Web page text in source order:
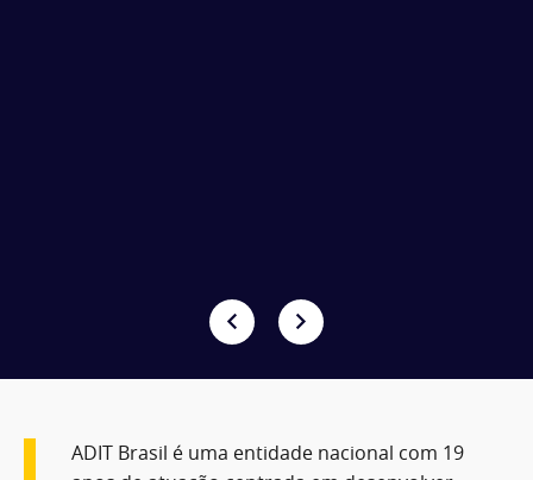
ADIT Brasil é uma entidade nacional com 19